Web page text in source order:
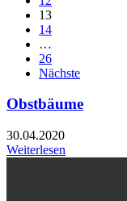
13
14
…
26
Nächste
Obstbäume
30.04.2020
Weiterlesen